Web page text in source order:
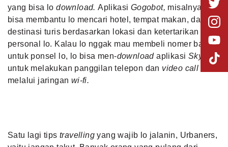
yang bisa lodownload.Aplikasi Gogobot, misalnya,
bisa membantu lo mencari hotel, tempat makan, dan
destinasi turis berdasarkan lokasi dan ketertarikan
personal lo. Kalau lo nggak mau membeli nomer baru
untuk ponsel lo, lo bisa men-downloadaplikasi Skype
untuk melakukan panggilan telepon dan video call
melalui jaringan wi-fi.
Satu lagi tips travellingyang wajib lo jalanin, Urbaners,